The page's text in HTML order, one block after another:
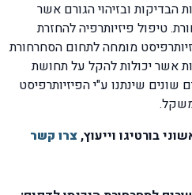
הבדיקות ובזיהוי הגורם אשר
טיפול פיזיותרפיה להחזרת
מומחה לתחום הסחרחורת
אשר יכולות להקל על תחושת
שונים שינתנו ע"י הפיזיותרפיסט
בורטיגו וייעוץ,צרו קשר